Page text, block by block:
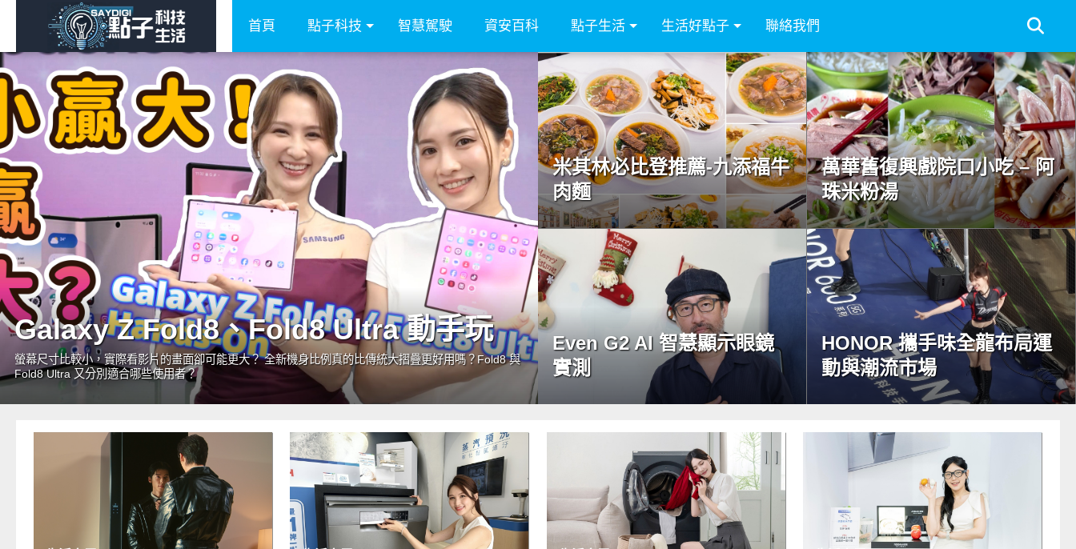
首頁 點子科技 智慧駕駛 資安百科 點子生活 生活好點子 聯絡我們
Galaxy Z Fold8、Fold8 Ultra 動手玩
螢幕尺寸比較小，實際看影片的畫面卻可能更大？ 全新機身比例真的比傳統大摺疊更好用嗎？Fold8 與
Fold8 Ultra 又分別適合哪些使用者？
米其林必比登推薦-九添福牛
肉麵
萬華舊復興戲院口小吃 – 阿
珠米粉湯
Even G2 AI 智慧顯示眼鏡
實測
HONOR 攜手味全龍布局運
動與潮流市場
READ
MORE
READ
MORE
READ
MORE
READ
MORE